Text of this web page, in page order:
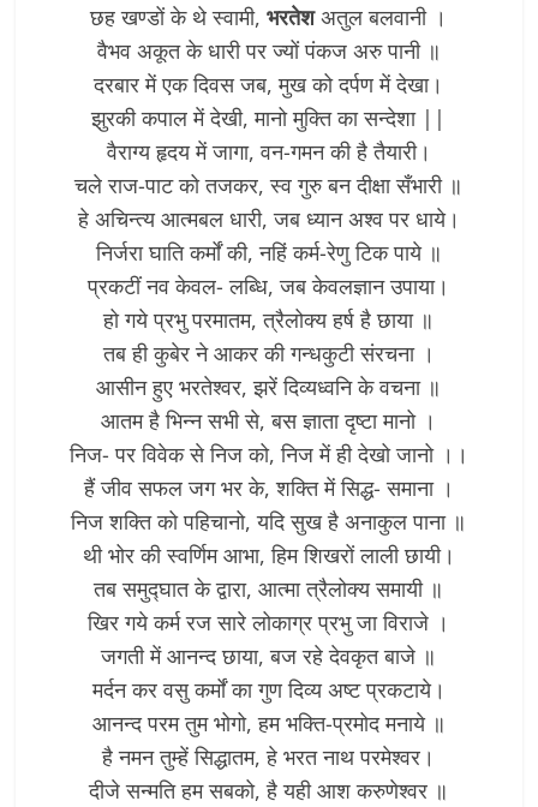
छह खण्डों के थे स्वामी, भरतेशअतुल बलवानी ।
वैभव अकूत के धारी पर ज्यों पंकज अरु पानी ॥
दरबार में एक दिवस जब, मुख को दर्पण में देखा।
झुरकी कपाल में देखी, मानो मुक्ति का सन्देशा ||
वैराग्य हृदय में जागा, वन-गमन की है तैयारी।
चले राज-पाट को तजकर, स्व गुरु बन दीक्षा सँभारी ॥
हे अचिन्त्य आत्मबल धारी, जब ध्यान अश्व पर धाये।
निर्जरा घाति कर्मों की, नहिं कर्म-रेणु टिक पाये ॥
प्रकटीं नव केवल- लब्धि, जब केवलज्ञान उपाया।
हो गये प्रभु परमातम, त्रैलोक्य हर्ष है छाया ॥
तब ही कुबेर ने आकर की गन्धकुटी संरचना ।
आसीन हुए भरतेश्वर, झरें दिव्यध्वनि के वचना ॥
आतम है भिन्न सभी से, बस ज्ञाता दृष्टा मानो ।
निज- पर विवेक से निज को, निज में ही देखो जानो ।।
हैं जीव सफल जग भर के, शक्ति में सिद्ध- समाना ।
निज शक्ति को पहिचानो, यदि सुख है अनाकुल पाना ॥
थी भोर की स्वर्णिम आभा, हिम शिखरों लाली छायी।
तब समुद्घात के द्वारा, आत्मा त्रैलोक्य समायी ॥
खिर गये कर्म रज सारे लोकाग्र प्रभु जा विराजे ।
जगती में आनन्द छाया, बज रहे देवकृत बाजे ॥
मर्दन कर वसु कर्मों का गुण दिव्य अष्ट प्रकटाये।
आनन्द परम तुम भोगो, हम भक्ति-प्रमोद मनाये ॥
है नमन तुम्हें सिद्धातम, हे भरत नाथ परमेश्वर।
दीजे सन्मति हम सबको, है यही आश करुणेश्वर ॥